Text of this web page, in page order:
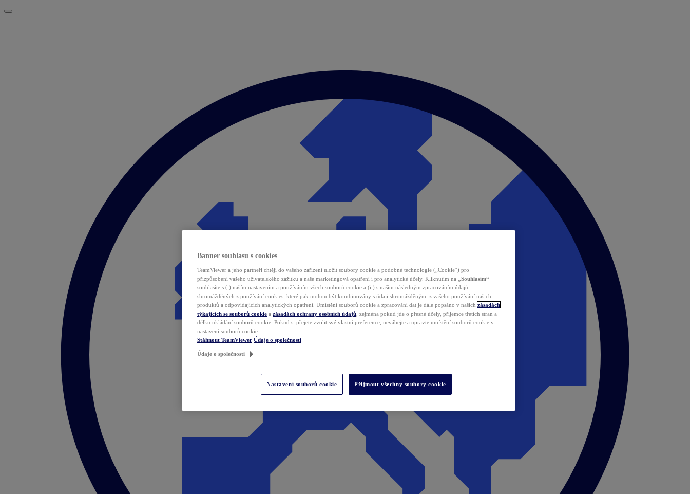
Banner souhlasu s cookies
TeamViewer a jeho partneři chtějí do vašeho zařízení uložit soubory cookie a podobné technologie („Cookie“) pro
přizpůsobení vašeho uživatelského zážitku a naše marketingová opatření i pro analytické účely. Kliknutím na „Souhlasím“
souhlasíte s (i) naším nastavením a používáním všech souborů cookie a (ii) s naším následným zpracováním údajů
shromážděných z používání cookies, které pak mohou být kombinovány s údaji shromážděnými z vašeho používání našich
produktů a odpovídajících analytických opatření. Umístění souborů cookie a zpracování dat je dále popsáno v našich zásadách
týkajících se souborů cookie a zásadách ochrany osobních údajů , zejména pokud jde o přesné účely, příjemce třetích stran a
délku ukládání souborů cookie. Pokud si přejete zvolit své vlastní preference, neváhejte a upravte umístění souborů cookie v
nastavení souborů cookie.
Stáhnout TeamViewer Údaje o společnosti
Údaje o společnosti
Nastavení souborů cookie Přijmout všechny soubory cookie